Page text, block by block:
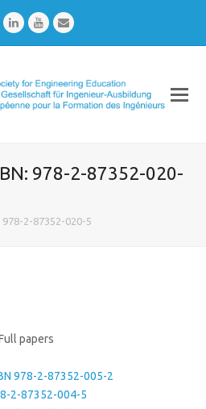
LinkedInYoutubeEmail
978-2-87352-020-
978-2-87352-020-5
papers
978-2-87352-005-2
2-87352-004-5